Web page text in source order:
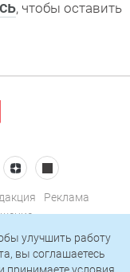
, чтобы оставить
Реклама
улучшить работу
вы соглашаетесь